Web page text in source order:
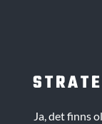
Ja, det finns